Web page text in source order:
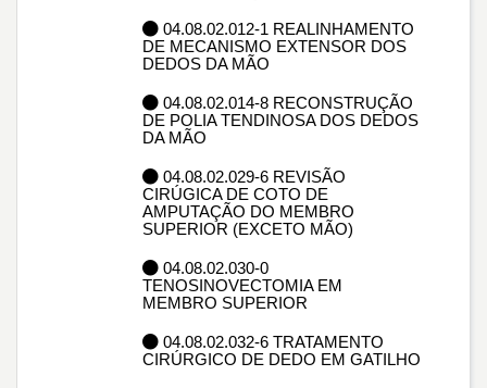
04.08.02.012-1 REALINHAMENTO
DE MECANISMO EXTENSOR DOS
DEDOS DA MÃO
04.08.02.014-8 RECONSTRUÇÃO
DE POLIA TENDINOSA DOS DEDOS
DA MÃO
04.08.02.029-6 REVISÃO
CIRÚGICA DE COTO DE
AMPUTAÇÃO DO MEMBRO
SUPERIOR (EXCETO MÃO)
04.08.02.030-0
TENOSINOVECTOMIA EM
MEMBRO SUPERIOR
04.08.02.032-6 TRATAMENTO
CIRÚRGICO DE DEDO EM GATILHO